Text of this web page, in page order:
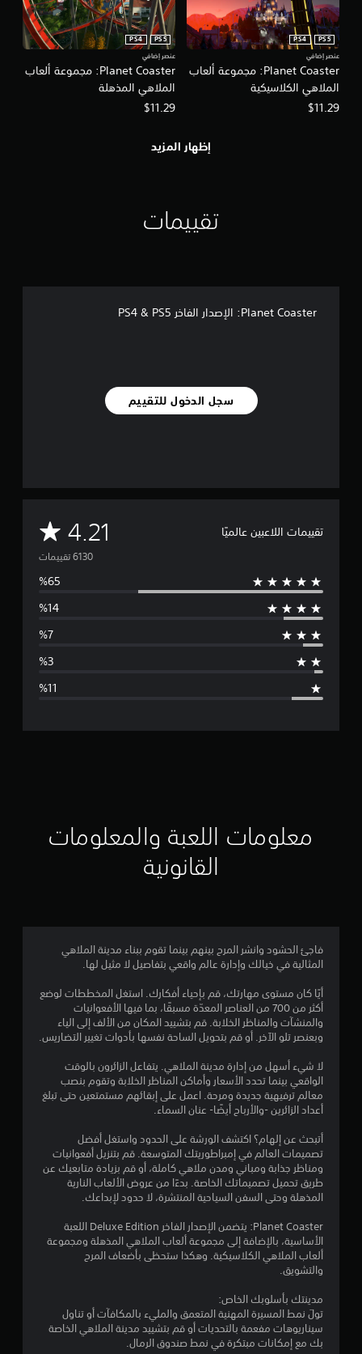
Planet Coaster: مجموعة ألعاب
الملاهي الكلاسيكية
PS5
PS4
عنصر إضافي
$11.29
Planet Coaster: مجموعة ألعاب
الملاهي المذهلة
PS5
PS4
عنصر إضافي
$11.29
إظهار المزيد
تقييمات
Planet Coaster: الإصدار الفاخر PS4 & PS5
سجل الدخول للتقييم
تقييمات اللاعبين عالميًا 4.21م
ت
و
س
ط
ت
ي
.
2
ج
و
م
ن
5
ن
ج
م
م
معلومات اللعبة والمعلومات
القانونية
فاجئ الحشود وانشر المرح بينهم بينما تقوم ببناء مدينة الملاهي
المثالية في خيالك وإدارة عالم واقعي بتفاصيل لا مثيل لها.
أيًا كان مستوى مهارتك، قم بإحياء أفكارك. استغل المخططات لوضع
أكثر من 700 من العناصر المعدّة مسبقًا، بما فيها الأفعوانيات
والمنشآت والمناظر الخلابة. قم بتشييد المكان من الألف إلى الياء
وبعنصر تلو الآخر. أو قم بتحويل الساحة نفسها بأدوات تغيير التضاريس.
لا شيء أسهل من إدارة مدينة الملاهي. يتفاعل الزائرون بالوقت
الواقعي بينما تحدد الأسعار وأماكن المناظر الخلابة وتقوم بنصب
معالم ترفيهية جديدة ومرحة. اعمل على إبقائهم مستمتعين حتى تبلغ
أعداد الزائرين -والأرباح أيضًا- عنان السماء.
أتبحث عن إلهام؟ اكتشف الورشة على الحدود واستغل أفضل
تصميمات العالم في إمبراطوريتك المتوسعة. قم بتنزيل أفعوانيات
ومناظر جذابة ومباني ومدن ملاهي كاملة، أو قم بزيادة متابعيك عن
طريق تحميل تصميماتك الخاصة. بدءًا من عروض الألعاب النارية
المذهلة وحتى السفن السياحية المنتشرة، لا حدود لإبداعك.
Planet Coaster: يتضمن الإصدار الفاخر Deluxe Edition اللعبة
الأساسية، بالإضافة إلى مجموعة ألعاب الملاهي المذهلة ومجموعة
ألعاب الملاهي الكلاسيكية. وهكذا ستحظى بأضعاف المرح
والتشويق.
مدينتك بأسلوبك الخاص:
تولَ نمط المسيرة المهنية المتعمق والمليء بالمكافآت أو تناول
سيناريوهات مفعمة بالتحديات أو قم بتشييد مدينة الملاهي الخاصة
بك مع إمكانات مبتكرة في نمط صندوق الرمال.